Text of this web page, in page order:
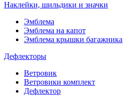
Наклейки, шильдики и значки
Эмблема
Эмблема на капот
Эмблема крышки багажника
Дефлекторы
Ветровик
Ветровики комплект
Дефлектор